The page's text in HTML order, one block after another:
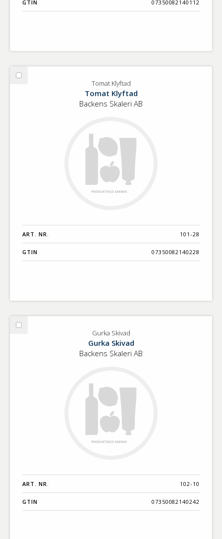
GTIN 07350082140112
Välj
Tomat Klyftad
Tomat Klyftad
Backens Skaleri AB
ART. NR. 101-28
GTIN 07350082140228
Välj
Gurka Skivad
Gurka Skivad
Backens Skaleri AB
ART. NR. 102-10
GTIN 07350082140242